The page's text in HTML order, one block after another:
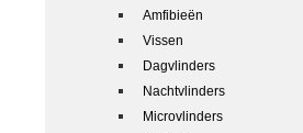
Amfibieën
Vissen
Dagvlinders
Nachtvlinders
Microvlinders